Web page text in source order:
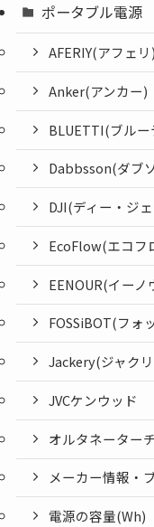
ポータブル電源
AFERIY(アフェリ)
Anker(アンカー)
BLUETTI(ブルー
Dabbsson(ダブ
DJI(ディー・ジ
EcoFlow(エコフ
EENOUR(イーノ
FOSSiBOT(フォ
Jackery(ジャク
JVCケンウッド
オルタネーター
メーカー情報・
電源の容量(Wh)